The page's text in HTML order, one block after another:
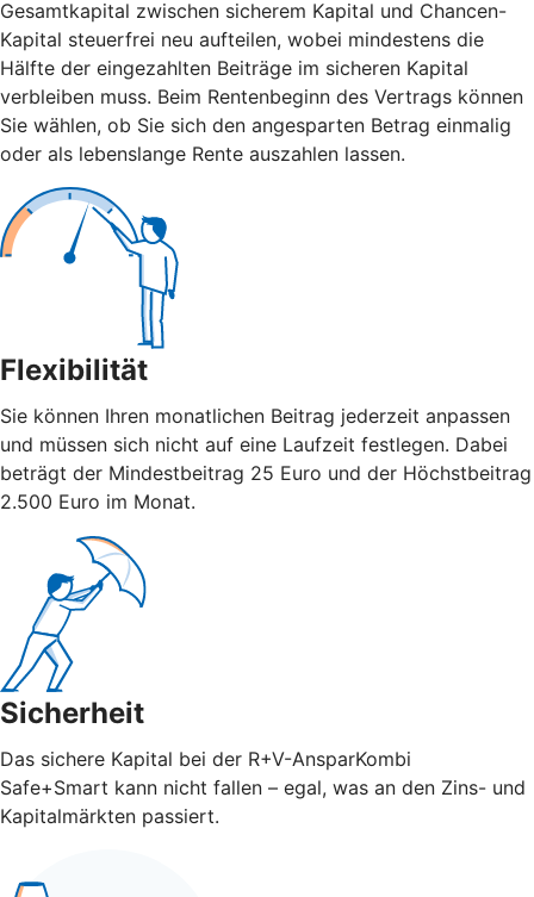
Gesamtkapital zwischen sicherem Kapital und Chancen-
Kapital steuerfrei neu aufteilen, wobei mindestens die
Hälfte der eingezahlten Beiträge im sicheren Kapital
verbleiben muss. Beim Rentenbeginn des Vertrags können
Sie wählen, ob Sie sich den angesparten Betrag einmalig
oder als lebenslange Rente auszahlen lassen.
Flexibilität
Sie können Ihren monatlichen Beitrag jederzeit anpassen
und müssen sich nicht auf eine Laufzeit festlegen. Dabei
beträgt der Mindestbeitrag 25 Euro und der Höchstbeitrag
2.500 Euro im Monat.
Sicherheit
Das sichere Kapital bei der R+V-AnsparKombi
Safe+Smart kann nicht fallen – egal, was an den Zins- und
Kapitalmärkten passiert.